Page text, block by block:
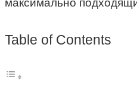
максимально
Table of Contents